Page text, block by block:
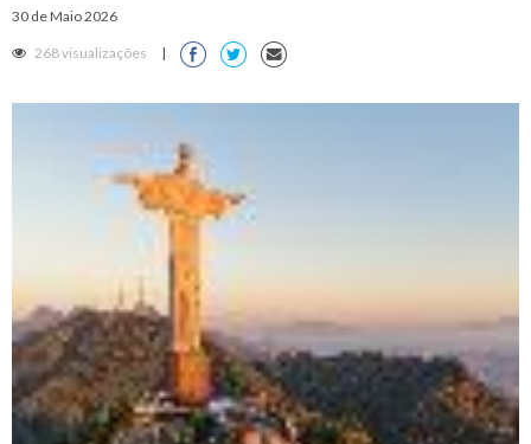
30 de Maio 2026
268 visualizações |